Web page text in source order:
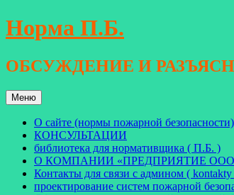
Перейти
к
Норма П.Б.
ОБСУЖДЕНИЕ И
Меню
О сайте (нормы пожарной безопасности)
КОНСУЛЬТАЦИИ
библиотека для нормативщика ( П.Б. )
О КОМПАНИИ «ПРЕДПРИЯТИЕ ООО
Контакты для связи с админом ( kontakty
проектирование систем пожарной